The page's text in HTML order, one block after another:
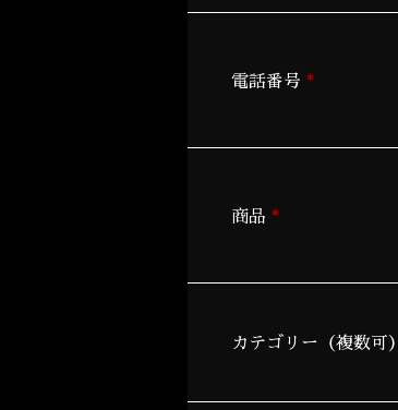
電話番号 *
商品 *
カテゴリー（複数可）